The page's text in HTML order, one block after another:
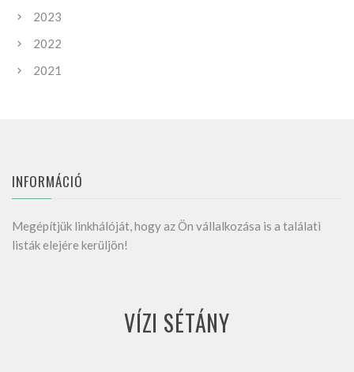
2023
2022
2021
INFORMÁCIÓ
Megépítjük linkhálóját, hogy az Ön vállalkozása is a találati
listák elejére kerüljön!
VÍZI SÉTÁNY